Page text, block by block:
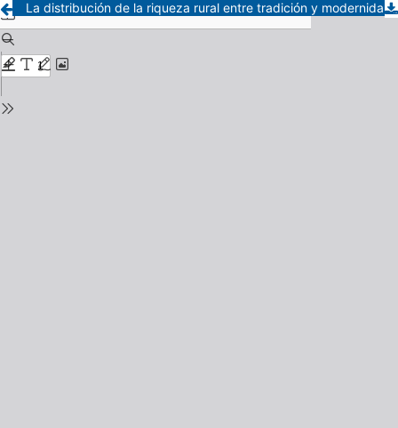
La distribución de la riqueza rural entre tradición y modernidad. Los casos de la Colonia Esperanza y el distrito de Paraná durante la década de 1860